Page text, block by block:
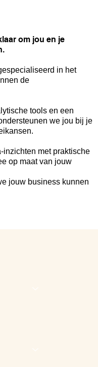
om jou en je
in het
de
tools en een
we jou bij je
inzichten met praktische
op maat van jouw
jouw business kunnen